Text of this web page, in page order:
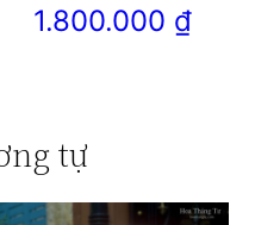
1.800.000 ₫
tự